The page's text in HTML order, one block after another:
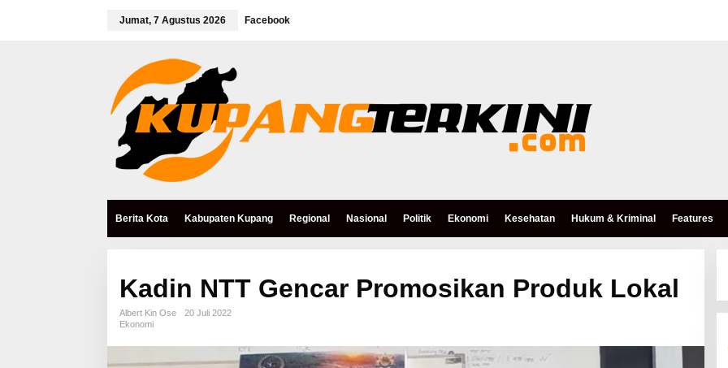
Jumat, 7 Agustus 2026 Facebook
Berita Kota Kabupaten Kupang Regional Nasional Politik Ekonomi Kesehatan Hukum & Kriminal Features
Kadin NTT Gencar Promosikan Produk Lokal
Albert Kin Ose
20 Juli 2022
Ekonomi